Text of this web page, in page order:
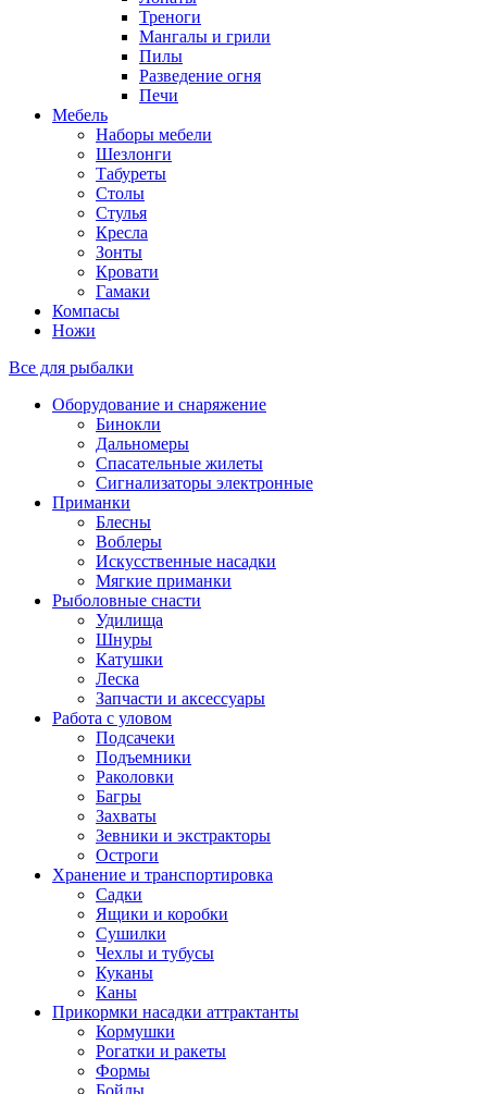
Треноги
Мангалы и грили
Пилы
Разведение огня
Печи
Мебель
Наборы мебели
Шезлонги
Табуреты
Столы
Стулья
Кресла
Зонты
Кровати
Гамаки
Компасы
Ножи
Все для рыбалки
Оборудование и снаряжение
Бинокли
Дальномеры
Спасательные жилеты
Сигнализаторы электронные
Приманки
Блесны
Воблеры
Искусственные насадки
Мягкие приманки
Рыболовные снасти
Удилища
Шнуры
Катушки
Леска
Запчасти и аксессуары
Работа с уловом
Подсачеки
Подъемники
Раколовки
Багры
Захваты
Зевники и экстракторы
Остроги
Хранение и транспортировка
Садки
Ящики и коробки
Сушилки
Чехлы и тубусы
Куканы
Каны
Прикормки насадки аттрактанты
Кормушки
Рогатки и ракеты
Формы
Бойлы